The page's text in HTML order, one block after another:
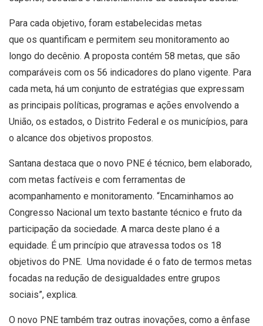
Para cada objetivo, foram estabelecidas metas
que os quantificam e permitem seu monitoramento ao
longo do decênio. A proposta contém 58 metas, que são
comparáveis com os 56 indicadores do plano vigente. Para
cada meta, há um conjunto de estratégias que expressam
as principais políticas, programas e ações envolvendo a
União, os estados, o Distrito Federal e os municípios, para
o alcance dos objetivos propostos.
Santana destaca que o novo PNE é técnico, bem elaborado,
com metas factíveis e com ferramentas de
acompanhamento e monitoramento. “Encaminhamos ao
Congresso Nacional um texto bastante técnico e fruto da
participação da sociedade. A marca deste plano é a
equidade. É um princípio que atravessa todos os 18
objetivos do PNE. Uma novidade é o fato de termos metas
focadas na redução de desigualdades entre grupos
sociais”, explica.
O novo PNE também traz outras inovações, como a ênfase